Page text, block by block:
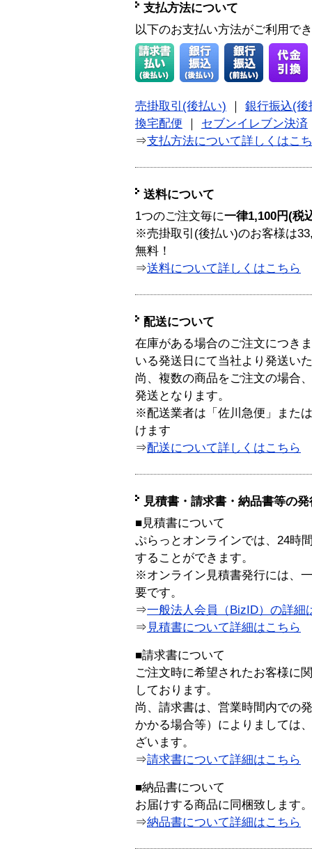
支払方法について
以下のお支払い方法がご利用で
売掛取引(後払い)
銀行振込(後
換宅配便
セブンイレブン決済
⇒支払方法について詳しくはこ
送料について
1つのご注文毎に一律1,100円(税
※売掛取引(後払い)のお客様は
無料！
⇒送料について詳しくはこちら
配送について
在庫がある場合のご注文につき
いる発送日にて当社より発送い
尚、複数の商品をご注文の場合
発送となります。
※配送業者は「佐川急便」また
けます
⇒配送について詳しくはこちら
見積書・請求書・納品書等の
■見積書について
ぷらっとオンラインでは、24時
することができます。
※オンライン見積書発行には、
要です。
⇒一般法人会員（BizID）の詳細
⇒ 見積書について詳細はこちら
■請求書について
ご注文時に希望されたお客様に
しております。
尚、請求書は、営業時間内での
かかる場合等）によりましては
ざいます。
⇒請求書について詳細はこちら
■納品書について
お届けする商品に同梱致します。
⇒納品書について詳細はこちら